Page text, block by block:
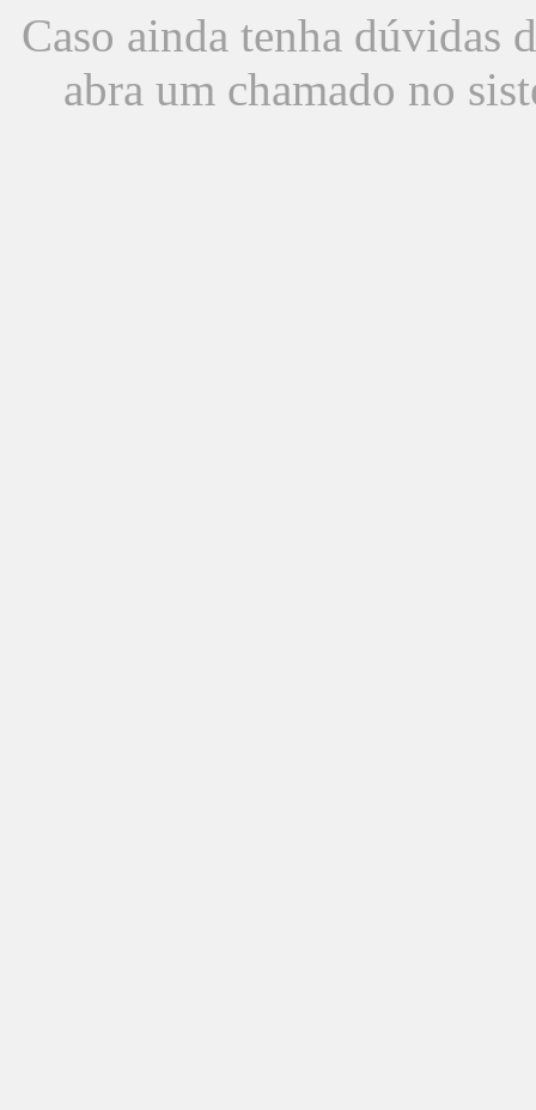
Caso ainda tenha dúvidas
abra um chamado no